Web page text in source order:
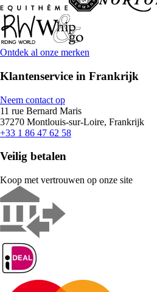
Ontdek al onze merken
Klantenservice in Frankrijk
Neem contact op
11 rue Bernard Maris
37270 Montlouis-sur-Loire, Frankrijk
+33 1 86 47 62 58
Veilig betalen
Koop met vertrouwen op onze site